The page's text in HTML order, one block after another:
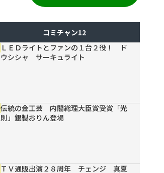
コミチャン12
ＬＥＤライトとファンの１台２役！ ド
ウシシャ サーキュライト
伝統の金工芸 内閣総理大臣賞受賞「光
則」銀製おりん登場
ＴＶ通販出演２８周年 チェンジ 真夏